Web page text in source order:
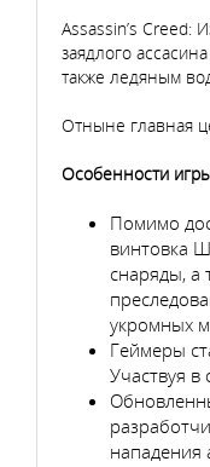
Assassin’s Creed:
заядлого
также ледяным
Отныне главная
Особенности
Помимо
винтовка
снаряды, а
укромных
Геймеры
Участвуя
нападения